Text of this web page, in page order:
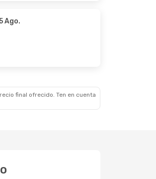
Ago.
final ofrecido. Ten en cuenta